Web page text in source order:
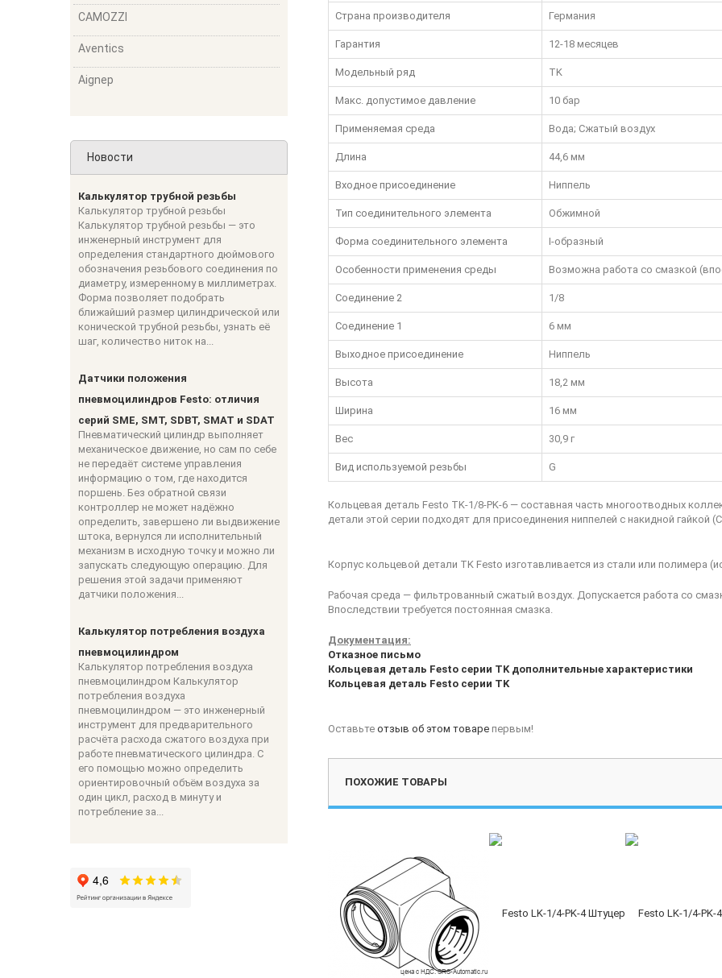
CAMOZZI
Aventics
Aignep
Новости
Калькулятор трубной резьбы
Калькулятор трубной резьбы
Калькулятор трубной резьбы — это
инженерный инструмент для
определения стандартного дюймового
обозначения резьбового соединения по
диаметру, измеренному в миллиметрах.
Форма позволяет подобрать
ближайший размер цилиндрической или
конической трубной резьбы, узнать её
шаг, количество ниток на...
Датчики положения
пневмоцилиндров Festo: отличия
серий SME, SMT, SDBT, SMAT и SDAT
Пневматический цилиндр выполняет
механическое движение, но сам по себе
не передаёт системе управления
информацию о том, где находится
поршень. Без обратной связи
контроллер не может надёжно
определить, завершено ли выдвижение
штока, вернулся ли исполнительный
механизм в исходную точку и можно ли
запускать следующую операцию. Для
решения этой задачи применяют
датчики положения...
Калькулятор потребления воздуха
пневмоцилиндром
Калькулятор потребления воздуха
пневмоцилиндром Калькулятор
потребления воздуха
пневмоцилиндром — это инженерный
инструмент для предварительного
расчёта расхода сжатого воздуха при
работе пневматического цилиндра. С
его помощью можно определить
ориентировочный объём воздуха за
один цикл, расход в минуту и
потребление за...
Страна производителя Германия
Гарантия 12-18 месяцев
Модельный ряд TK
Макс. допустимое давление 10 бар
Применяемая среда Вода; Сжатый воздух
Длина 44,6 мм
Входное присоединение Ниппель
Тип соединительного элемента Обжимной
Форма соединительного элемента I-образный
Особенности применения среды Возможна работа со смазкой
Соединение 2 1/8
Соединение 1 6 мм
Выходное присоединение Ниппель
Высота 18,2 мм
Ширина 16 мм
Вес 30,9 г
Вид используемой резьбы G
Кольцевая деталь Festo TK-1/8-PK-6 — составная часть многоотводных
детали этой серии подходят для присоединения ниппелей с накидной гайкой
Корпус кольцевой детали TK Festo изготавливается из стали или полимера
Рабочая среда — фильтрованный сжатый воздух. Допускается работа со
Впоследствии требуется постоянная смазка.
Документация:
Отказное письмо
Кольцевая деталь Festo серии TK дополнительные характеристики
Кольцевая деталь Festo серии TK
Оставьте отзыв об этом товаре первым!
ПОХОЖИЕ ТОВАРЫ